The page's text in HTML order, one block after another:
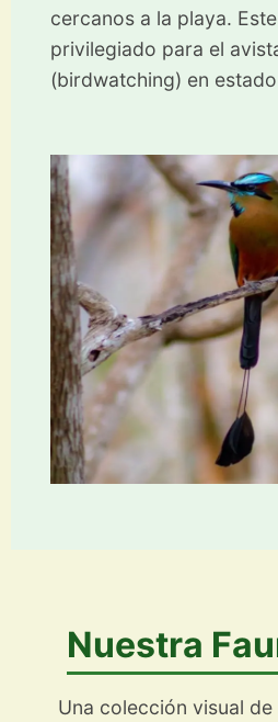
cercanos a la playa.
privilegiado para el
(birdwatching) en
Nuestra
Una colección visual